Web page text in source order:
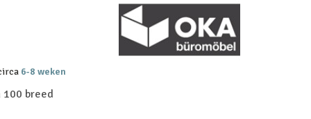
6-8 weken
100 breed